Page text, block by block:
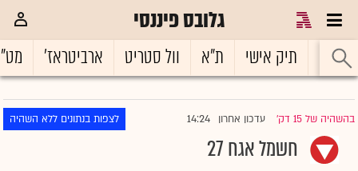
גלובס פיננסי
ראשי תיק אישי ת"א וול סטריט ארביטראז'
בהשהיה של 15 דק' |עדכון אחרון 14:24 לצפות בנתונים ללא השהיה
חשמל אגח 27